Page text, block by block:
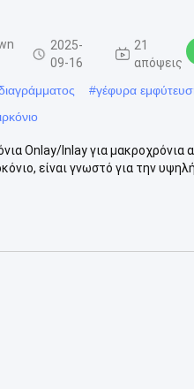
2025-
09-16
21
απόψεις
#γέφυρα
Onlay/Inlay για
είναι γνωστό για την